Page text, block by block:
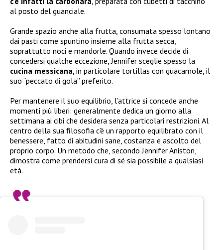
al posto del guanciale.
Grande spazio anche alla frutta, consumata spesso lontano
dai pasti come spuntino insieme alla frutta secca,
soprattutto noci e mandorle. Quando invece decide di
concedersi qualche eccezione, Jennifer sceglie spesso la
cucina messicana, in particolare tortillas con guacamole, il
suo “peccato di gola” preferito.
Per mantenere il suo equilibrio, l’attrice si concede anche
momenti più liberi: generalmente dedica un giorno alla
settimana ai cibi che desidera senza particolari restrizioni. Al
centro della sua filosofia c’è un rapporto equilibrato con il
benessere, fatto di abitudini sane, costanza e ascolto del
proprio corpo. Un metodo che, secondo Jennifer Aniston,
dimostra come prendersi cura di sé sia possibile a qualsiasi
età.